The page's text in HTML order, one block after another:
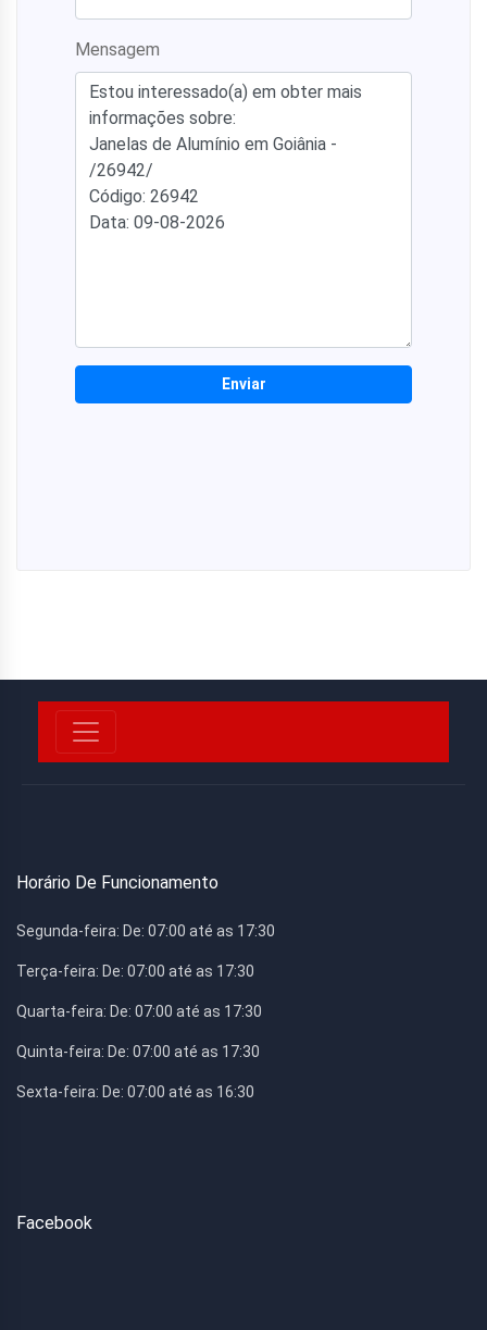
Mensagem
Enviar
Horário De Funcionamento
Segunda-feira: De: 07:00 até as 17:30
Terça-feira: De: 07:00 até as 17:30
Quarta-feira: De: 07:00 até as 17:30
Quinta-feira: De: 07:00 até as 17:30
Sexta-feira: De: 07:00 até as 16:30
Facebook